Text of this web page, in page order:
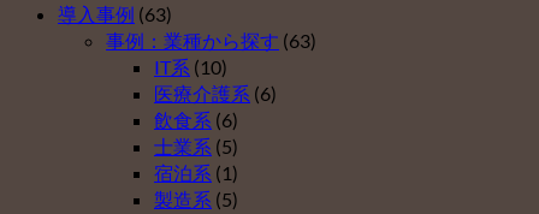
年
金
を
導
入
し
な
確
定
拠
出
年
金
を
企
業
型
確
定
拠
導入事例 (63)
事例：業種から探す (63)
IT系 (10)
医療介護系 (6)
飲食系 (6)
士業系 (5)
宿泊系 (1)
製造系 (5)